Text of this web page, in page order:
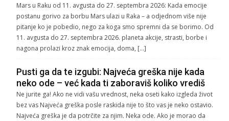
Mars u Raku od 11. avgusta do 27. septembra 2026: Kada emocije
postanu gorivo za borbu Mars ulazi u Raka – a odjednom više nije
pitanje ko je pobedio, nego za koga smo spremni da se borimo. Od
11. avgusta do 27. septembra 2026. planeta akcije, strasti, borbe i
nagona prolazi kroz znak emocija, doma, […]
Pusti ga da te izgubi: Najveća greška nije kada
neko ode – već kada ti zaboraviš koliko vrediš
Ne jurite ga! Ako ne vidi vašu vrednost, neka oseti kako izgleda život
bez vas Najveća greška posle raskida nije to što vas je neko ostavio.
Najveća greška je da potrčite za njim. Neka ode. Ako je morao da